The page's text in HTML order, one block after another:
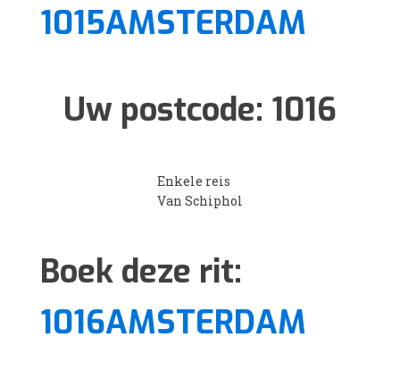
1015AMSTERDAM
Uw postcode: 1016
Enkele reis
Van Schiphol
Boek deze rit:
1016AMSTERDAM